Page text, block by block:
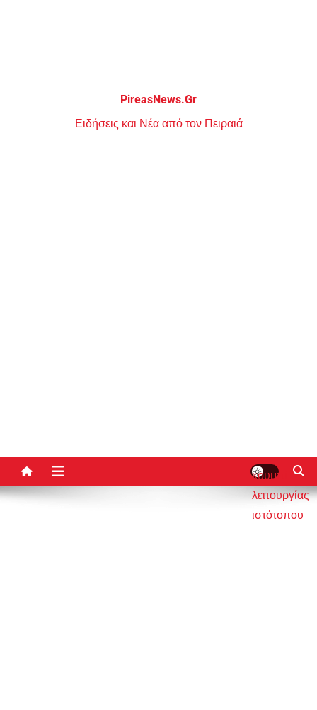
PireasNews.Gr
Ειδήσεις και Νέα από τον Πειραιά
κουμπί
λειτουργίας
ιστότοπου